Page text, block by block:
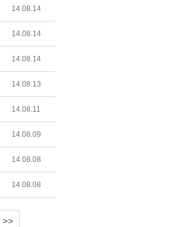
14.08.14
14.08.14
14.08.14
14.08.13
14.08.11
14.08.09
14.08.08
14.08.08
>>